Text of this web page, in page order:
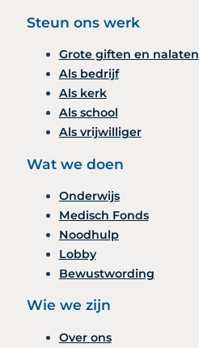
Steun ons werk
Grote giften en nalaten
Als bedrijf
Als kerk
Als school
Als vrijwilliger
Wat we doen
Onderwijs
Medisch Fonds
Noodhulp
Lobby
Bewustwording
Wie we zijn
Over ons